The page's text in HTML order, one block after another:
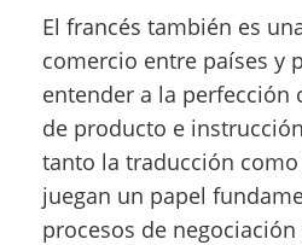
El francés también es
comercio entre países y
entender a la perfección
de producto e
tanto la traducción
juegan un papel
procesos de